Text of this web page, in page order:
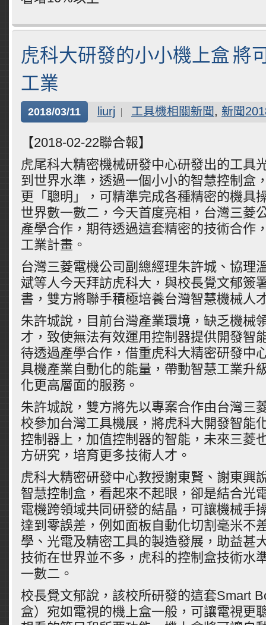
虎科大研發的小小機上盒 將
工業
2018/03/11 liurj 工具機相關新聞, 新聞
【2018-02-22聯合報】
虎尾科大精密機械研發中心研發出的工具
到世界水準，透過一個小小的智慧控制盒
更「聰明」，可精準完成各種精密的機具
世界數一數二，今天首度亮相，台灣三菱
產學合作，期待透過這套精密的技術合作
工業計畫。
台灣三菱電機公司副總經理朱許城、協理
斌等人今天拜訪虎科大，與校長覺文郁簽
書，雙方將聯手積極培養台灣智慧機械人
朱許城說，目前台灣產業環境，缺乏機械
才，致使無法有效運用控制器提供開發智
待透過產學合作，借重虎科大精密研發中
具機產業自動化的能量，帶動智慧工業升
化更高層面的服務。
朱許城說，雙方將先以專案合作由台灣三
校參加台灣工具機展，將虎科大開發智能
控制器上，加值控制器的智能，未來三菱
方研究，培育更多技術人才。
虎科大精密研發中心教授謝東賢、謝東興
智慧控制盒，看起來不起眼，卻是結合光
電機跨領域共同研發的結晶，可讓機械手
達到零誤差，例如面板自動化切割毫米不
學、光電及精密工具的製造發展，助益甚
技術在世界並不多，虎科的控制盒技術水
一數二。
校長覺文郁說，該校所研發的這套Smart
盒）宛如電視的機上盒一般，可讓電視更